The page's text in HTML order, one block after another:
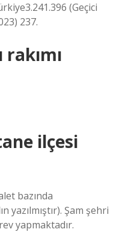
(Geçici
237.
rakımı
ilçesi
bazında
yazılmıştır). Şam şehri
yapmaktadır.